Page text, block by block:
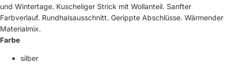
und Wintertage. Kuscheliger Strick mit Wollanteil. Sanfter
Farbverlauf. Rundhalsausschnitt. Gerippte Abschlüsse. Wärmender
Materialmix.
Farbe
silber